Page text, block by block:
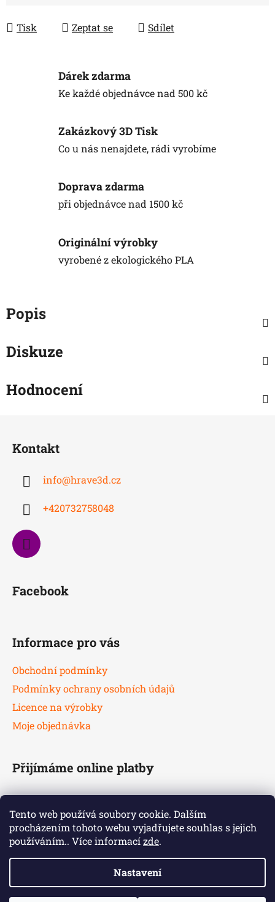
Tento web používá soubory cookie. Dalším
procházením tohoto webu vyjadřujete souhlas s jejich
používáním.. Více informacízde.
Nastavení
Tisk Zeptat se Sdílet
Dárek zdarma
Ke každé objednávce nad 500 kč
Zakázkový 3D Tisk
Co u nás nenajdete, rádi vyrobíme
Doprava zdarma
při objednávce nad 1500 kč
Originální výrobky
vyrobené z ekologického PLA
Popis
Diskuze
Hodnocení
Kontakt
info@hrave3d.cz
+420732758048
Facebook
Informace pro vás
Obchodní podmínky
Podmínky ochrany osobních údajů
Licence na výrobky
Moje objednávka
Přijímáme online platby